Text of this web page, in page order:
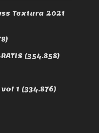
Textura 2021
(354.858)
1 (334.876)